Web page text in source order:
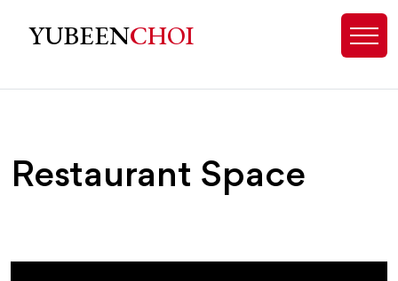
샬럿 식당 상가 임대 및 매매 | 상업
YUBEENCHOI
Restaurant Space